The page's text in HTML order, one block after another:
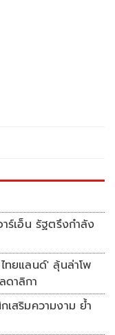
รึงกำลัง
ทยแลนด์' ลุ้นล่าโพ
ดาลิกา
เสริมความงาม ย้ำ